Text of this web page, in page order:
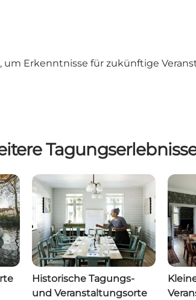
Erkenntnisse für zukünftige
Historische Tagungs-
und Veranstaltungsorte